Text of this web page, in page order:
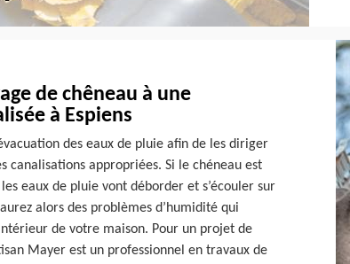
de chêneau à une
à Espiens
des eaux de pluie afin de les diriger
canalisations appropriées. Si le chéneau est
eaux de pluie vont déborder et s’écouler sur
alors des problèmes d’humidité qui
de votre maison. Pour un projet de
Mayer est un professionnel en travaux de